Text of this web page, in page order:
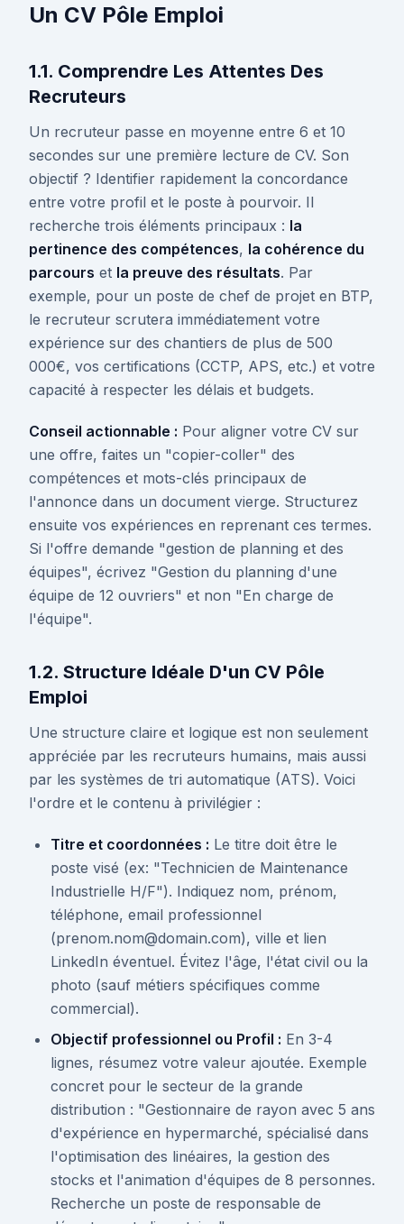
Un CV Pôle Emploi
1.1. Comprendre Les Attentes Des
Recruteurs
Un recruteur passe en moyenne entre 6 et 10
secondes sur une première lecture de CV. Son
objectif ? Identifier rapidement la concordance
entre votre profil et le poste à pourvoir. Il
recherche trois éléments principaux : la
pertinence des compétences, la cohérence du
parcours et la preuve des résultats. Par
exemple, pour un poste de chef de projet en BTP,
le recruteur scrutera immédiatement votre
expérience sur des chantiers de plus de 500
000€, vos certifications (CCTP, APS, etc.) et votre
capacité à respecter les délais et budgets.
Conseil actionnable : Pour aligner votre CV sur
une offre, faites un "copier-coller" des
compétences et mots-clés principaux de
l'annonce dans un document vierge. Structurez
ensuite vos expériences en reprenant ces termes.
Si l'offre demande "gestion de planning et des
équipes", écrivez "Gestion du planning d'une
équipe de 12 ouvriers" et non "En charge de
l'équipe".
1.2. Structure Idéale D'un CV Pôle
Emploi
Une structure claire et logique est non seulement
appréciée par les recruteurs humains, mais aussi
par les systèmes de tri automatique (ATS). Voici
l'ordre et le contenu à privilégier :
Titre et coordonnées : Le titre doit être le
poste visé (ex: "Technicien de Maintenance
Industrielle H/F"). Indiquez nom, prénom,
téléphone, email professionnel
(prenom.nom@domain.com), ville et lien
LinkedIn éventuel. Évitez l'âge, l'état civil ou la
photo (sauf métiers spécifiques comme
commercial).
Objectif professionnel ou Profil : En 3-4
lignes, résumez votre valeur ajoutée. Exemple
concret pour le secteur de la grande
distribution : "Gestionnaire de rayon avec 5 ans
d'expérience en hypermarché, spécialisé dans
l'optimisation des linéaires, la gestion des
stocks et l'animation d'équipes de 8 personnes.
Recherche un poste de responsable de